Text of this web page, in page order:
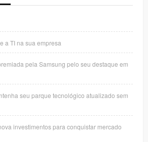
a TI na sua empresa
pela Samsung pelo seu destaque em
seu parque tecnológico atualizado sem
investimentos para conquistar mercado